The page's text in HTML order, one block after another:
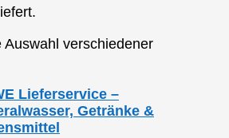
Auswahl verschiedener
Lieferservice –
Getränke &